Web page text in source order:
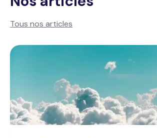
Tous nos articles